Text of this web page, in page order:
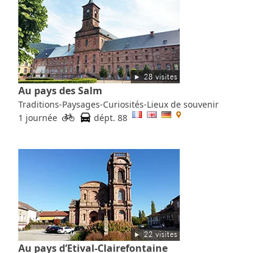
Au pays des Salm
Traditions-Paysages-Curiosités-Lieux de souvenir
1 journée
dépt. 88
Au pays d’Etival-Clairefontaine